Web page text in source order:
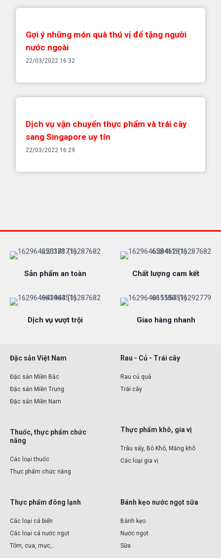
Gợi ý những món quà thú vị để tặng người
nước ngoài
22/03/2022 16:32
Dịch vụ vận chuyển thực phẩm và trái cây
sang Singapore uy tín
22/03/2022 16:29
Sản phẩm an toàn Chất lượng cam kết
Dịch vụ vượt trội Giao hàng nhanh
Đặc sản Việt Nam
Đặc sản Miền Bắc
Đặc sản Miền Trung
Đặc sản Miền Nam
Thuốc, thực phẩm chức
năng
Các loại thuốc
Thực phẩm chức năng
Rau - Củ - Trái cây
Rau củ quả
Trái cây
Thực phẩm khô, gia vị
Trâu sấy, Bò Khô, Măng khô
Các loại gia vị
Thực phẩm đông lạnh
Các loại cá biển
Các loại cá nước ngọt
Tôm, cua, mực,..
Bánh kẹo nước ngọt sữa
Bánh kẹo
Nước ngọt
Sữa